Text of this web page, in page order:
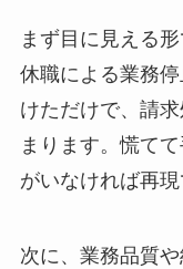
まず目に見える
休職による業務
けただけで、請
まります。慌て
がいなければ再
次に、業務品質